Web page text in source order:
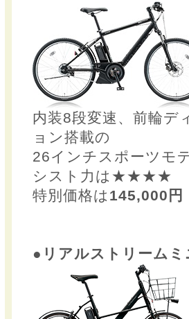
内装8段変速、前輪デ
ョン搭載の
26インチスポーツモ
シスト力は★★★★
特別価格は 145,000円
●リアルストリー